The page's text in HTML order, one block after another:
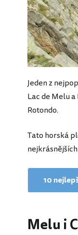
Jeden z
Lac de Melu
Rotondo.
Tato horská
10
Melu i